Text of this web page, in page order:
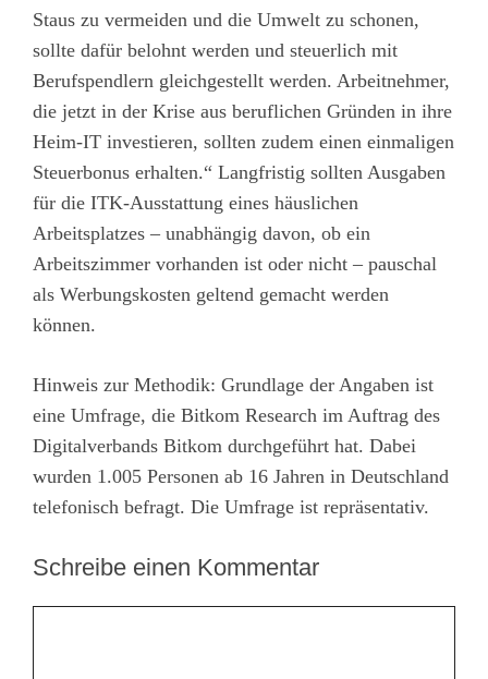
Staus zu vermeiden und die Umwelt zu schonen,
sollte dafür belohnt werden und steuerlich mit
Berufspendlern gleichgestellt werden. Arbeitnehmer,
die jetzt in der Krise aus beruflichen Gründen in ihre
Heim-IT investieren, sollten zudem einen einmaligen
Steuerbonus erhalten.“ Langfristig sollten Ausgaben
für die ITK-Ausstattung eines häuslichen
Arbeitsplatzes – unabhängig davon, ob ein
Arbeitszimmer vorhanden ist oder nicht – pauschal
als Werbungskosten geltend gemacht werden
können.
Hinweis zur Methodik: Grundlage der Angaben ist
eine Umfrage, die Bitkom Research im Auftrag des
Digitalverbands Bitkom durchgeführt hat. Dabei
wurden 1.005 Personen ab 16 Jahren in Deutschland
telefonisch befragt. Die Umfrage ist repräsentativ.
Schreibe einen Kommentar